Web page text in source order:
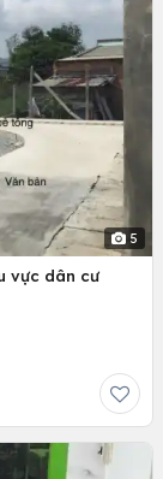
5
vực dân cư